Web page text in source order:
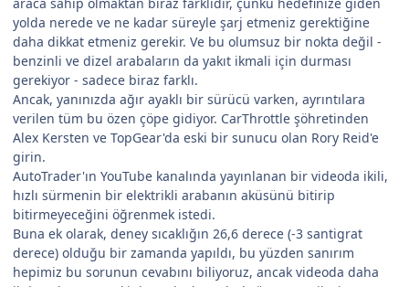
yolda nerede ve ne kadar süreyle şarj etmeniz gerektiğine
daha dikkat etmeniz gerekir. Ve bu olumsuz bir nokta değil -
benzinli ve dizel arabaların da yakıt ikmali için durması
gerekiyor - sadece biraz farklı.
Ancak, yanınızda ağır ayaklı bir sürücü varken, ayrıntılara
verilen tüm bu özen çöpe gidiyor. CarThrottle şöhretinden
Alex Kersten ve TopGear'da eski bir sunucu olan Rory Reid'e
girin.
AutoTrader'ın YouTube kanalında yayınlanan bir videoda ikili,
hızlı sürmenin bir elektrikli arabanın aküsünü bitirip
bitirmeyeceğini öğrenmek istedi.
Buna ek olarak, deney sıcaklığın 26,6 derece (-3 santigrat
derece) olduğu bir zamanda yapıldı, bu yüzden sanırım
hepimiz bu sorunun cevabını biliyoruz, ancak videoda daha